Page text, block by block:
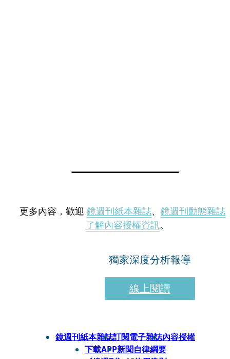
更多內容，歡迎 鏡週刊紙本雜誌、 鏡週刊動態雜誌
了解內容授權資訊。
獨家深度分析報導
線上閱讀
鏡週刊紙本雜誌訂閱電子雜誌內容授權
下載APP新聞自律綱要